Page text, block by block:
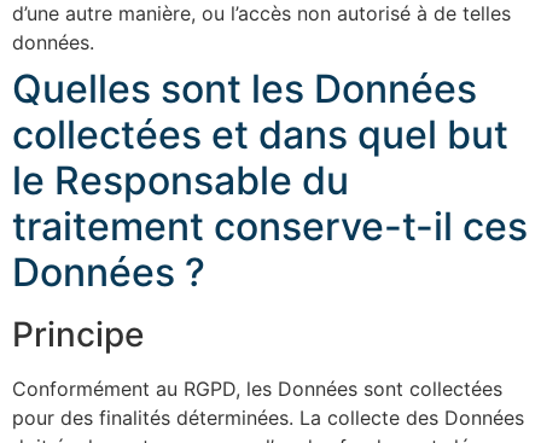
d’une autre manière, ou l’accès non autorisé à de telles
données.
Quelles sont les Données
collectées et dans quel but
le Responsable du
traitement conserve-t-il ces
Données ?
Principe
Conformément au RGPD, les Données sont collectées
pour des finalités déterminées. La collecte des Données